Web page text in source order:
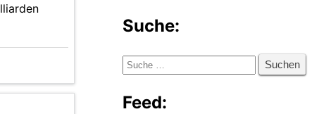
Suche:
Suche
Feed: